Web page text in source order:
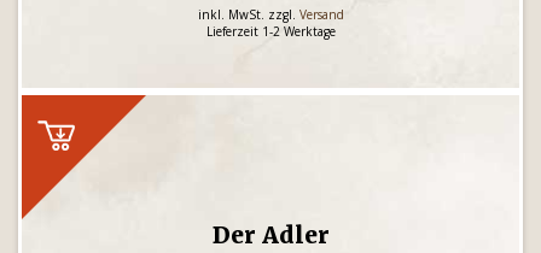
inkl. MwSt. zzgl. Versand
Lieferzeit 1-2 Werktage
Der Adler